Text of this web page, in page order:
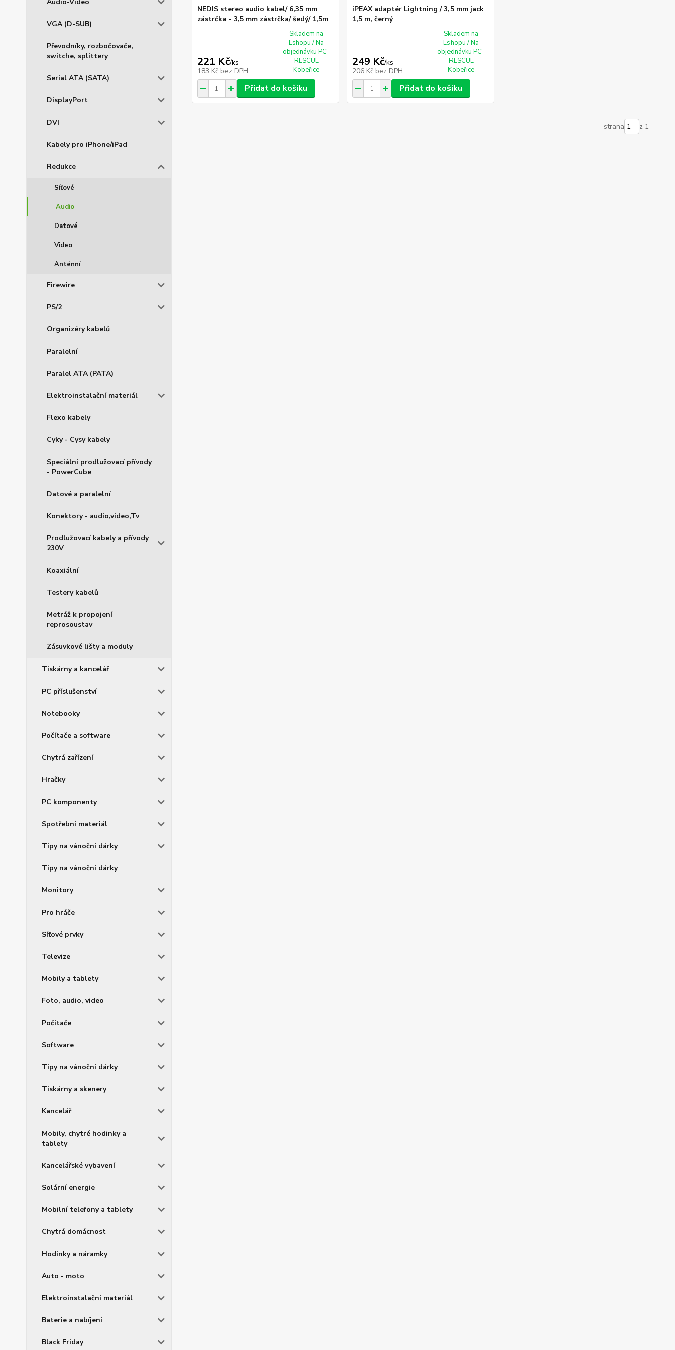
VGA (D-SUB)
Převodníky, rozbočovače,
switche, splittery
Serial ATA (SATA)
DisplayPort
DVI
Kabely pro iPhone/iPad
Redukce
Síťové
Audio
Datové
Video
Anténní
Firewire
PS/2
Organizéry kabelů
Paralelní
Paralel ATA (PATA)
Elektroinstalační materiál
Flexo kabely
Cyky - Cysy kabely
Speciální prodlužovací přívody
- PowerCube
Datové a paralelní
Konektory - audio,video,Tv
Prodlužovací kabely a přívody
230V
Koaxiální
Testery kabelů
Metráž k propojení
reprosoustav
Zásuvkové lišty a moduly
Tiskárny a kancelář
PC příslušenství
Notebooky
Počítače a software
Chytrá zařízení
Hračky
PC komponenty
Spotřební materiál
Tipy na vánoční dárky
Tipy na vánoční dárky
Monitory
Pro hráče
Síťové prvky
Televize
Mobily a tablety
Foto, audio, video
Počítače
Software
Tipy na vánoční dárky
Tiskárny a skenery
Kancelář
Mobily, chytré hodinky a
tablety
Kancelářské vybavení
Solární energie
Mobilní telefony a tablety
Chytrá domácnost
Hodinky a náramky
Auto - moto
Elektroinstalační materiál
Baterie a nabíjení
Black Friday
NEDIS stereo audio kabel/ 6,35 mm
zástrčka - 3,5 mm zástrčka/ šedý/ 1,5m
221 Kč/ks
183 Kč bez DPH
Skladem na
Eshopu / Na
objednávku PC-
RESCUE
Kobeřice
Přidat do košíku
iPEAX adaptér Lightning / 3,5 mm jack
1,5 m, černý
249 Kč/ks
206 Kč bez DPH
Skladem na
Eshopu / Na
objednávku PC-
RESCUE
Kobeřice
Přidat do košíku
strana z 1